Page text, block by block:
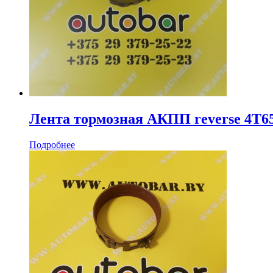
Лента тормозная АКПП reverse
Подробнее